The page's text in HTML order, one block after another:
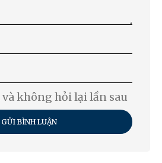
không hỏi lại lần sau
GỬI BÌNH LUẬN